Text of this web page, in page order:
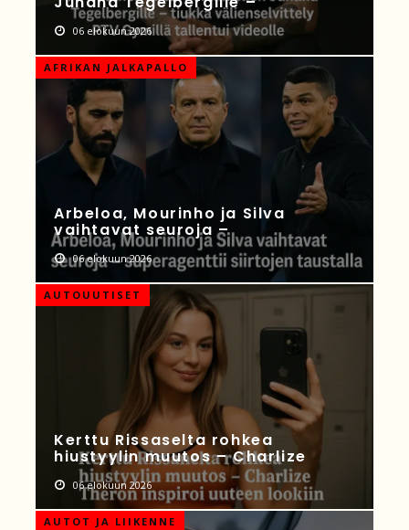
06 elokuun 2026
AFRIKAN JALKAPALLO
Arbeloa, Mourinho ja Silva
vaihtavat seuroja –
06 elokuun 2026
AUTOUUTISET
Kerttu Rissaselta rohkea
hiustyylin muutos – Charlize
06 elokuun 2026
AUTOT JA LIIKENNE